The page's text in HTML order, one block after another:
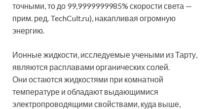
точными, то до 99,9999999985% скорости света —
прим. ред. TechCult.ru), накапливая огромную
энергию.
Ионные жидкости, исследуемые учеными из Тарту,
являются расплавами органических солей.
Они остаются жидкостями при комнатной
температуре и обладают выдающимися
электропроводящими свойствами, куда выше,